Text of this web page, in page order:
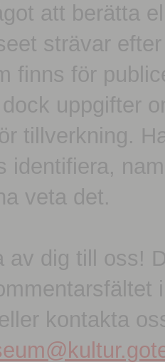
att berätta
strävar
finns för
uppgifter
tillverkning.
identifiera,
veta det.
av dig till oss!
kontakta